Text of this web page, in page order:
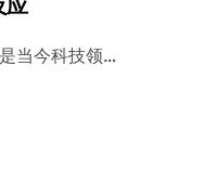
是当今科技领…